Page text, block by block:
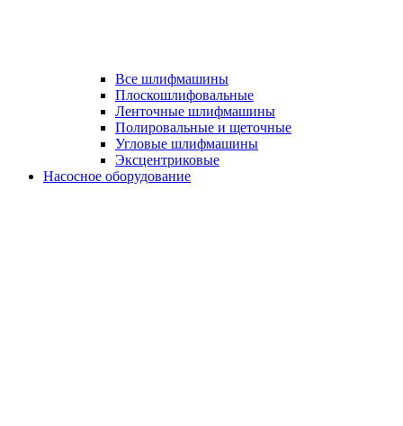
Все шлифмашины
Плоскошлифовальные
Ленточные шлифмашины
Полировальные и щеточные
Угловые шлифмашины
Эксцентриковые
Насосное оборудование